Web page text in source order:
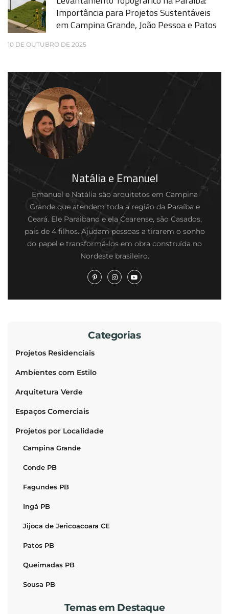
Importância para Projetos Sustentáveis
em Campina Grande, João Pessoa e Patos
10 DE OUTUBRO DE 2025
Natália e Emanuel
Emanuel e Natália são arquitetos em Campina
Grande que atendem toda a região da Paraíba e
Ceará. Ele Paraibano e ela Cearense, são Casados,
pais de 4 filhos. Ajudam pessoas a tirarem o sonho
do papel e transformá-los em obra construída no
Nordeste brasileiro.
Categorias
Projetos Residenciais
Ambientes com Estilo
Arquitetura Verde
Espaços Comerciais
Projetos por Localidade
Campina Grande
Conde PB
Fagundes PB
Ingá PB
Jijoca de Jericoacoara CE
Patos PB
Queimadas PB
Sousa PB
Temas em Destaque